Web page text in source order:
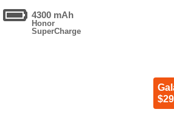
4300 mAh
Honor
SuperCharge